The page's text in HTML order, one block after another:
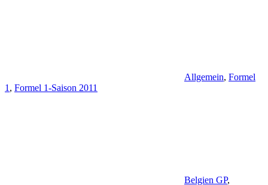
Allgemein, Formel
1 , Formel 1-Saison 2011
Belgien GP,